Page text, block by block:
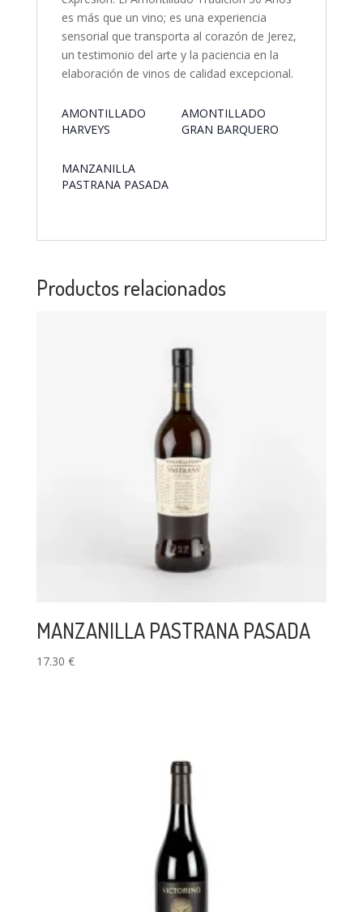
es más que un vino; es una experiencia
sensorial que transporta al corazón de Jerez,
un testimonio del arte y la paciencia en la
elaboración de vinos de calidad excepcional.
AMONTILLADO
HARVEYS
AMONTILLADO
GRAN BARQUERO
MANZANILLA
PASTRANA PASADA
Productos relacionados
MANZANILLA PASTRANA PASADA
17.30 €